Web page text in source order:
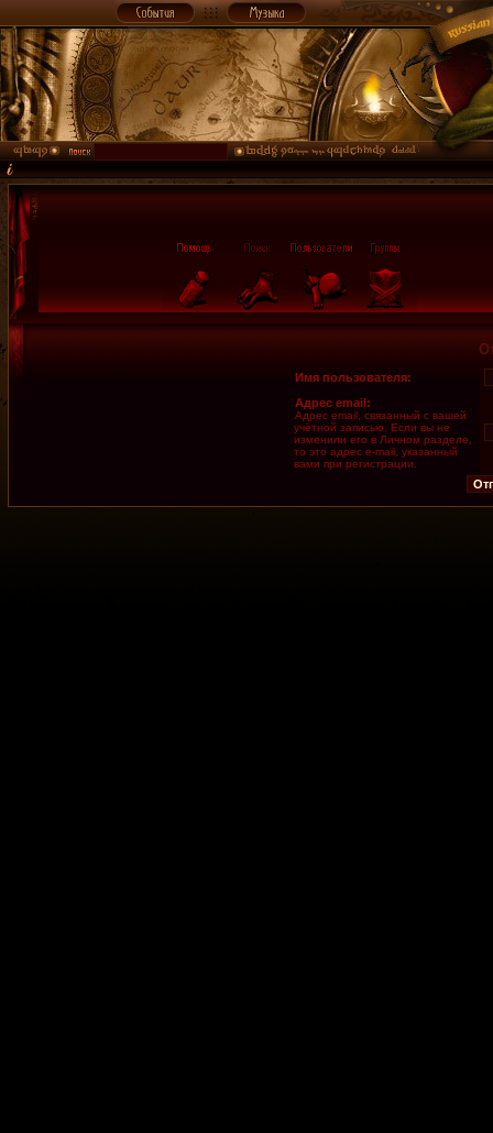
Имя пользователя:
Адрес email:
Адрес email, связанный с вашей
учётной записью. Если вы не
изменили его в Личном разделе,
то это адрес e-mail, указанный
вами при регистрации.